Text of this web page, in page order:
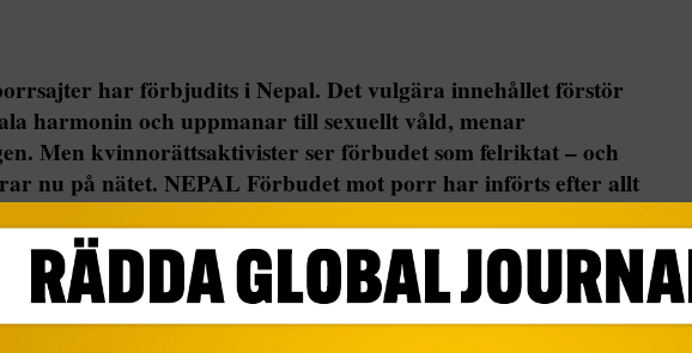
har förbjudits i Nepal. Det vulgära innehållet förstör
harmonin och uppmanar till sexuellt våld, menar
Men kvinnorättsaktivister ser förbudet som felriktat – och
nu på nätet. NEPAL Förbudet mot porr har införts efter allt
protester mot landets regering, som anklagas för att inte
det […]